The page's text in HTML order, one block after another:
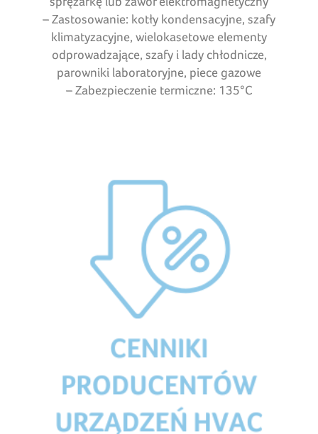
– Zastosowanie: kotły kondensacyjne, szafy
klimatyzacyjne, wielokasetowe elementy
odprowadzające, szafy i lady chłodnicze,
parowniki laboratoryjne, piece gazowe
– Zabezpieczenie termiczne: 135°C